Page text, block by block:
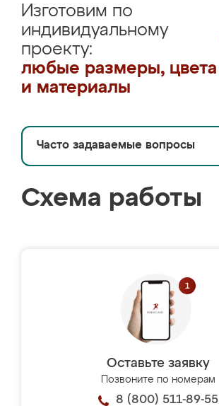
Изготовим по
индивидуальному
проекту:
любые размеры, цвета
и материалы
Часто задаваемые вопросы
Схема работы
Оставьте заявку
Позвоните по номерам
8 (800) 511-89-55